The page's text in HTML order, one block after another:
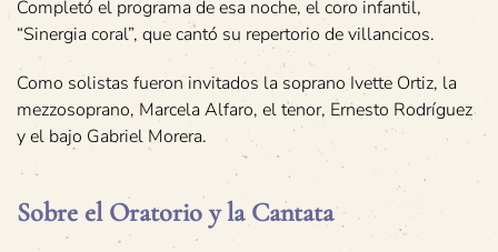
Completó el programa de esa noche, el coro infantil,
“Sinergia coral”, que cantó su repertorio de villancicos.
Como solistas fueron invitados la soprano Ivette Ortiz, la
mezzosoprano, Marcela Alfaro, el tenor, Ernesto Rodríguez
y el bajo Gabriel Morera.
Sobre el Oratorio y la Cantata